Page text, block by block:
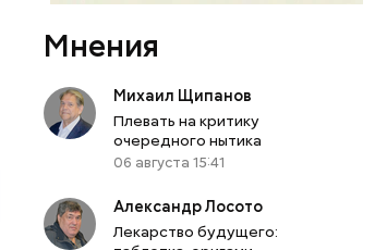
Мнения
Михаил Щипанов
Плевать на критику
очередного нытика
06 августа 15:41
Александр Лосото
Лекарство будущего: